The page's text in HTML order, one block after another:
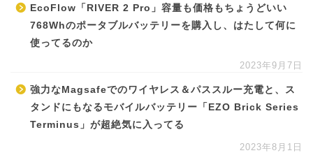
EcoFlow「RIVER 2 Pro」容量も価格もちょうどいい
768Whのポータブルバッテリーを購入し、はたして何に
使ってるのか
2023年9月7日
強力なMagsafeでのワイヤレス＆パススルー充電と、ス
タンドにもなるモバイルバッテリー「EZO Brick Series
Terminus」が超絶気に入ってる
2023年8月1日